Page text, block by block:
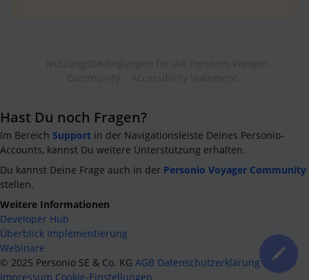
Hast Du noch Fragen?
Im Bereich Support in der Navigationsleiste Deines Personio-
Accounts, kannst Du weitere Unterstützung erhalten.
Du kannst Deine Frage auch in der Personio Voyager Community
stellen.
Weitere Informationen
Developer Hub
Überblick Implementierung
Webinare
© 2025 Personio SE & Co. KG AGB Datenschutzerklärung
Impressum Cookie-Einstellungen